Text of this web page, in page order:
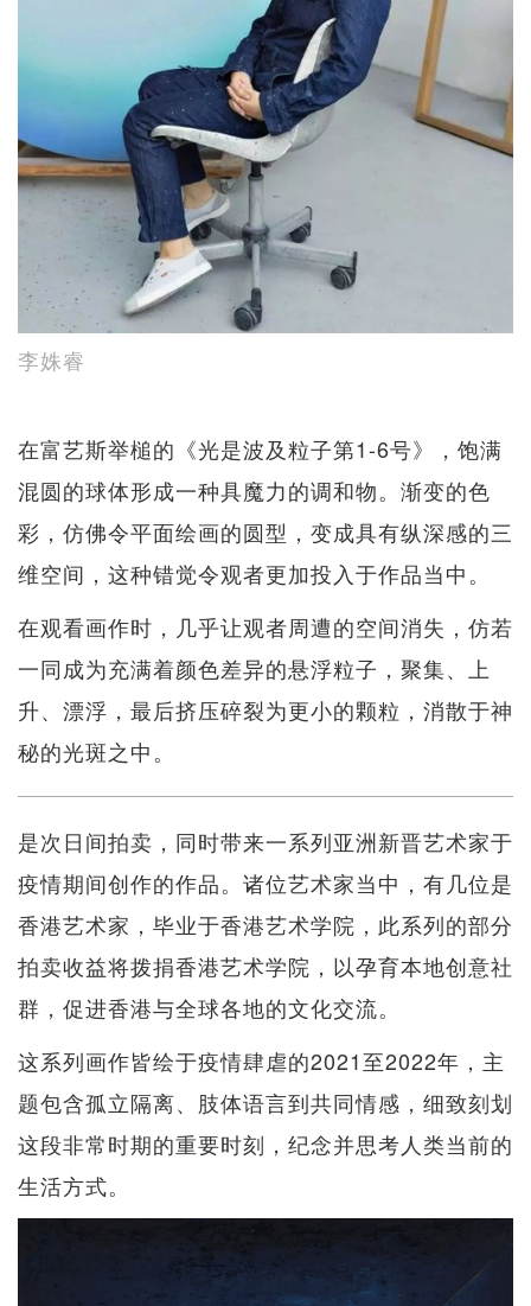
李姝睿
在富艺斯举槌的《光是波及粒子第1-6号》，饱满
混圆的球体形成一种具魔力的调和物。渐变的色
彩，仿佛令平面绘画的圆型，变成具有纵深感的三
维空间，这种错觉令观者更加投入于作品当中。
在观看画作时，几乎让观者周遭的空间消失，仿若
一同成为充满着颜色差异的悬浮粒子，聚集、上
升、漂浮，最后挤压碎裂为更小的颗粒，消散于神
秘的光斑之中。
是次日间拍卖，同时带来一系列亚洲新晋艺术家于
疫情期间创作的作品。诸位艺术家当中，有几位是
香港艺术家，毕业于香港艺术学院，此系列的部分
拍卖收益将拨捐香港艺术学院，以孕育本地创意社
群，促进香港与全球各地的文化交流。
这系列画作皆绘于疫情肆虐的2021至2022年，主
题包含孤立隔离、肢体语言到共同情感，细致刻划
这段非常时期的重要时刻，纪念并思考人类当前的
生活方式。